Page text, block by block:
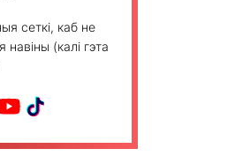
сеткі, каб не
(калі гэта